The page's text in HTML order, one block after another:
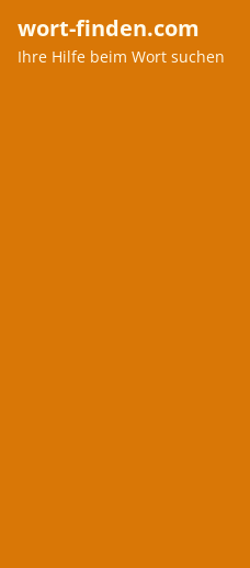
wort-finden.com
Ihre Hilfe beim Wort suchen